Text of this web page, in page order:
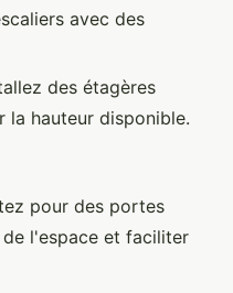
avec des
des étagères
la hauteur disponible.
pour des portes
l'espace et faciliter